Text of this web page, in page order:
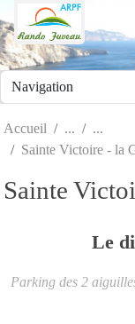
Accueil
Sainte Victoire - la
Sainte
Le
Parking des 2
Panneau de gestion des